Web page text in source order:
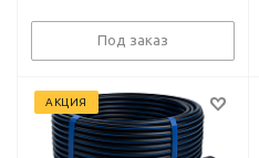
Под заказ
АКЦИЯ